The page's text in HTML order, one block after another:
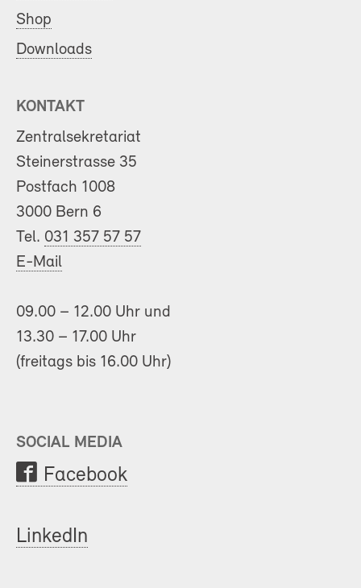
Shop
Downloads
KONTAKT
Zentralsekretariat
Steinerstrasse 35
Postfach 1008
3000 Bern 6
Tel. 031 357 57 57
E-Mail
09.00 – 12.00 Uhr und
13.30 – 17.00 Uhr
(freitags bis 16.00 Uhr)
SOCIAL MEDIA
Facebook
LinkedIn